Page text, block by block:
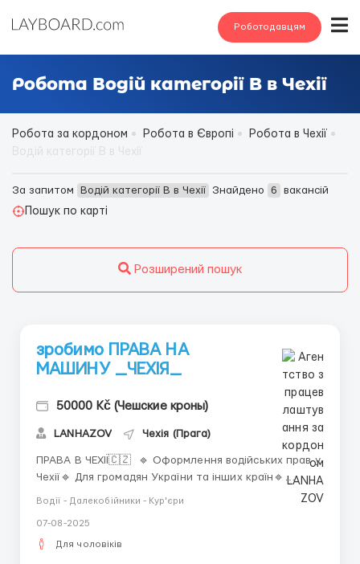
Роботодавцям
Робота Водій категорії B в Чехії
Робота за кордоном Робота в Європі
Робота в Чехії
За запитом Водій категорії B в Чехії Знайдено 6
вакансій
Пошук по карті
Розширений пошук
зробимо ПРАВА НА
МАШИНУ _ЧЕХІЯ_
50000 Kč (Чешские кроны)
LANHAZOV Чехія (Прага)
ПРАВА В ЧЕХІЇ🇨🇿 🔹 Оформлення водійських прав у
Чехії🔹 Для громадян України та інших країн🔹
Повний супровід: документи, переклади🔹 Швидко,
Водії - Далекобійники - Кур'єри
07-08-2025
Для чоловіків